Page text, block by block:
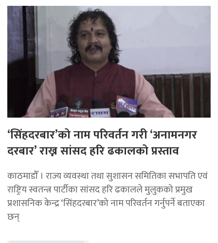
‘सिंहदरबार’को नाम परिवर्तन गरी ‘अनामनगर
दरबार’ राख्न सांसद हरि ढकालको प्रस्ताव
काठमाडाैँ । राज्य व्यवस्था तथा सुशासन समितिका सभापति एवं
राष्ट्रिय स्वतन्त्र पार्टीका सांसद हरि ढकालले मुलुकको प्रमुख
प्रशासनिक केन्द्र ‘सिंहदरबार’को नाम परिवर्तन गर्नुपर्ने बताएका
छन्